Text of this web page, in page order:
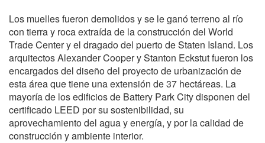
Los muelles fueron demolidos y se le ganó terreno al río
con tierra y roca extraída de la construcción del World
Trade Center y el dragado del puerto de Staten Island. Los
arquitectos Alexander Cooper y Stanton Eckstut fueron los
encargados del diseño del proyecto de urbanización de
esta área que tiene una extensión de 37 hectáreas. La
mayoría de los edificios de Battery Park City disponen del
certificado LEED por su sostenibilidad, su
aprovechamiento del agua y energía, y por la calidad de
construcción y ambiente interior.